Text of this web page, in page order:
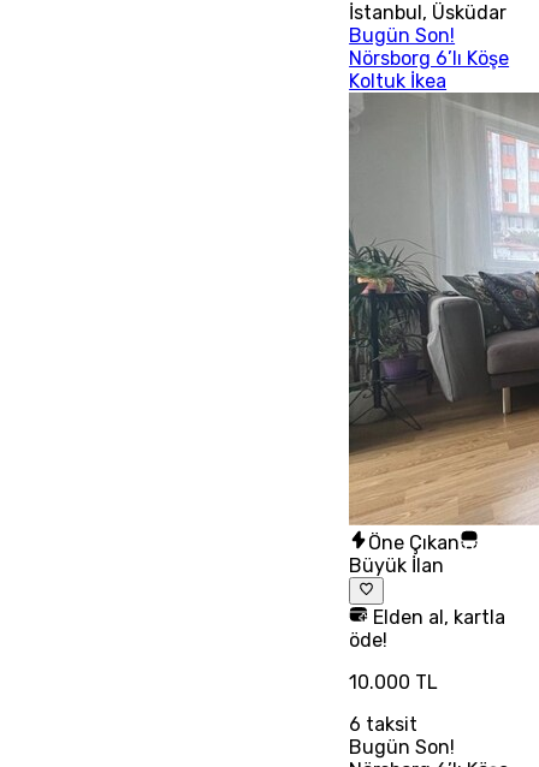
İstanbul , Üsküdar
Bugün Son!
Nörsborg 6’lı Köşe
Koltuk İkea
Öne Çıkan
Büyük İlan
Elden al, kartla
öde!
10.000 TL
6 taksit
Bugün Son!